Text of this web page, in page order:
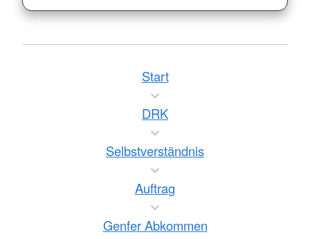
Start
DRK
Selbstverständnis
Auftrag
Genfer Abkommen